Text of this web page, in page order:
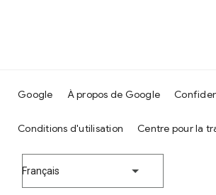
Google À propos de Google
Conditions d'utilisation Centre pour la
Français